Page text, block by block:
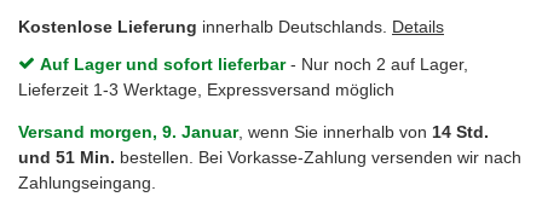
Kostenlose Lieferung innerhalb Deutschlands. Details
Auf Lager und sofort lieferbar- Nur noch 2 auf Lager,
Lieferzeit 1-3 Werktage, Expressversand möglich
Versand morgen, 9. Januar, wenn Sie innerhalb von 14 Std.
und 51 Min. bestellen. Bei Vorkasse-Zahlung versenden wir nach
Zahlungseingang.